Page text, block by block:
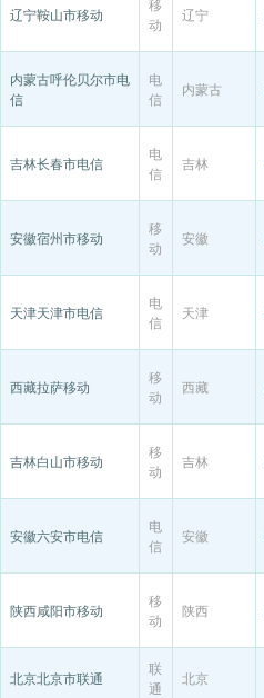
辽宁鞍山市移动
移
动
辽宁
内蒙古呼伦贝尔市电
信
电
信
内蒙古
吉林长春市电信
电
信
吉林
安徽宿州市移动
移
动
安徽
天津天津市电信
电
信
天津
西藏拉萨移动
移
动
西藏
吉林白山市移动
移
动
吉林
安徽六安市电信
电
信
安徽
陕西咸阳市移动
移
动
陕西
北京北京市联通
联
通
北京